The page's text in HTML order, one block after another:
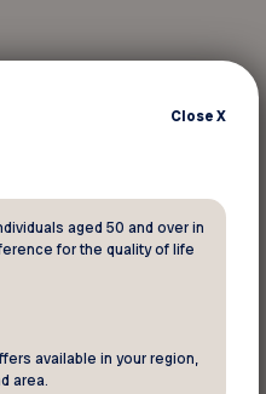
:
CloseX
aged 50 and over in
for the quality of life
available in your region,
area.